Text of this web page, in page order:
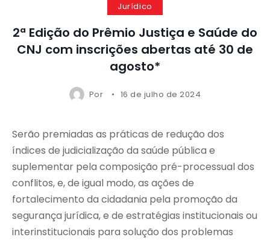
Jurídico
2ª Edição do Prêmio Justiça e Saúde do
CNJ com inscrições abertas até 30 de
agosto*
Por 16 de julho de 2024
Serão premiadas as práticas de redução dos
índices de judicialização da saúde pública e
suplementar pela composição pré-processual dos
conflitos, e, de igual modo, as ações de
fortalecimento da cidadania pela promoção da
segurança jurídica, e de estratégias institucionais ou
interinstitucionais para solução dos problemas